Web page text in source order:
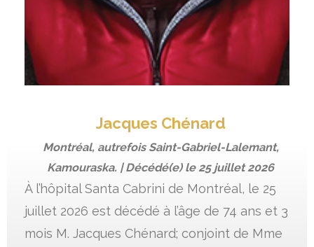
Jacques Chénard
Montréal, autrefois Saint-Gabriel-Lalemant,
Kamouraska. | Décédé(e) le 25 juillet 2026
À l’hôpital Santa Cabrini de Montréal, le 25
juillet 2026 est décédé à l’âge de 74 ans et 3
mois M. Jacques Chénard; conjoint de Mme